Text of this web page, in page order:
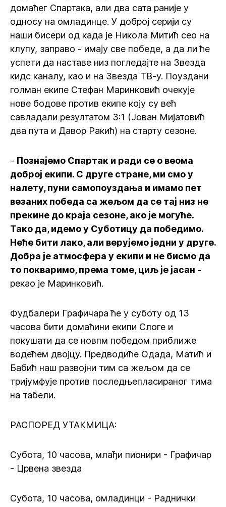
домаћег Спартака, али два сата раније у
односу на омладинце. У доброј серији су
наши бисери од када је Никола Митић сео на
клупу, заправо - имају све победе, а да ли ће
успети да наставе низ погледајте на Звезда
кидс каналу, као и на Звезда ТВ-у. Поуздани
голман екипе Стефан Маринковић очекује
нове бодове против екипе коју су већ
савладали резултатом 3:1 (Јован Мијатовић
два пута и Давор Ракић) на старту сезоне.
- Познајемо Спартак и ради се о веома
доброј екипи. С друге стране, ми смо у
налету, пуни самопоуздања и имамо пет
везаних победа са жељом да се тај низ не
прекине до краја сезоне, ако је могуће.
Тако да, идемо у Суботицу да победимо.
Неће бити лако, али верујемо једни у друге.
Добра је атмосфера у екипи и не бисмо да
то покваримо, према томе, циљ је јасан -
рекао је Маринковић.
Фудбалери Графичара ће у суботу од 13
часова бити домаћини екипи Слоге и
покушати да се новпм победом приближе
водећем двојцу. Предводиће Одада, Матић и
Бабић наш развојни тим са жељом да се
тријумфује против последњепласираног тима
на табели.
РАСПОРЕД УТАКМИЦА:
Субота, 10 часова, млађи пионири - Графичар
- Црвена звезда
Субота, 10 часова, омладинци - Раднички